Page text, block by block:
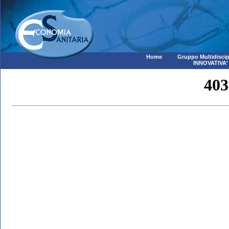
Home
Gruppo
INNOVATIVA'